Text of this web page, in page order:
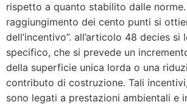
rispetto a quanto stabilito dalle norme.
raggiungimento dei cento punti si
dell’incentivo”. all’articolo 48 decies si
specifico, che si prevede un
della superficie unica lorda o una
contributo di costruzione. Tali
sono legati a prestazioni ambientali e